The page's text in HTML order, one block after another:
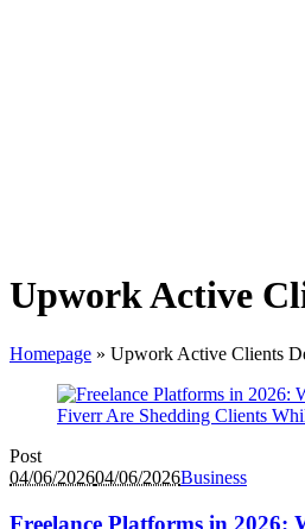
Upwork Active
Homepage » Upwork Active Clients
Post
04/06/202604/06/2026Business
Freelance Platforms in 2026: